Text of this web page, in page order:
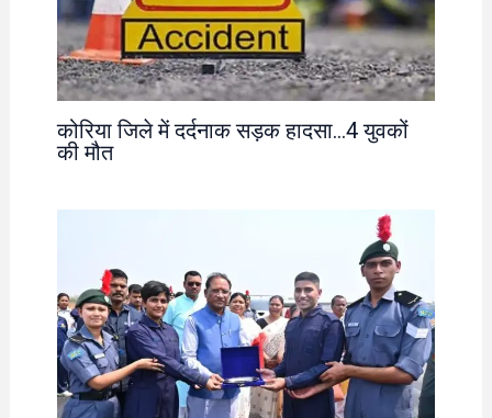
कोरिया जिले में दर्दनाक सड़क हादसा…4 युवकों
की मौत